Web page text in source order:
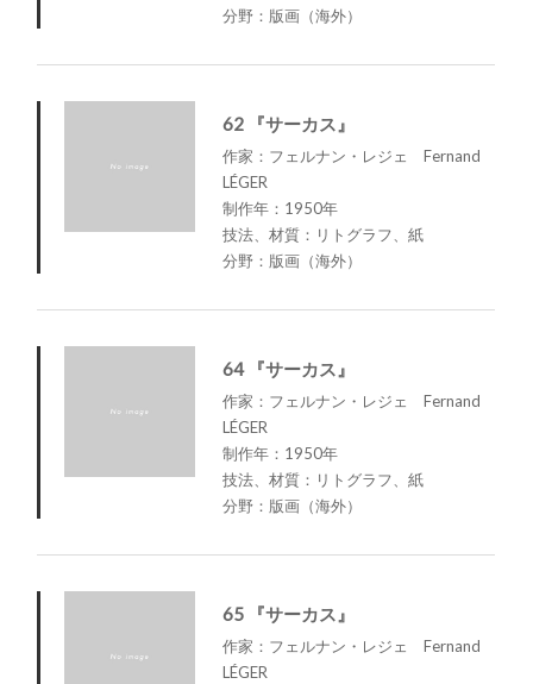
分野：版画（海外）
62 『サーカス』
作家：フェルナン・レジェ Fernand
LÉGER
制作年：1950年
技法、材質：リトグラフ、紙
分野：版画（海外）
64 『サーカス』
作家：フェルナン・レジェ Fernand
LÉGER
制作年：1950年
技法、材質：リトグラフ、紙
分野：版画（海外）
65 『サーカス』
作家：フェルナン・レジェ Fernand
LÉGER